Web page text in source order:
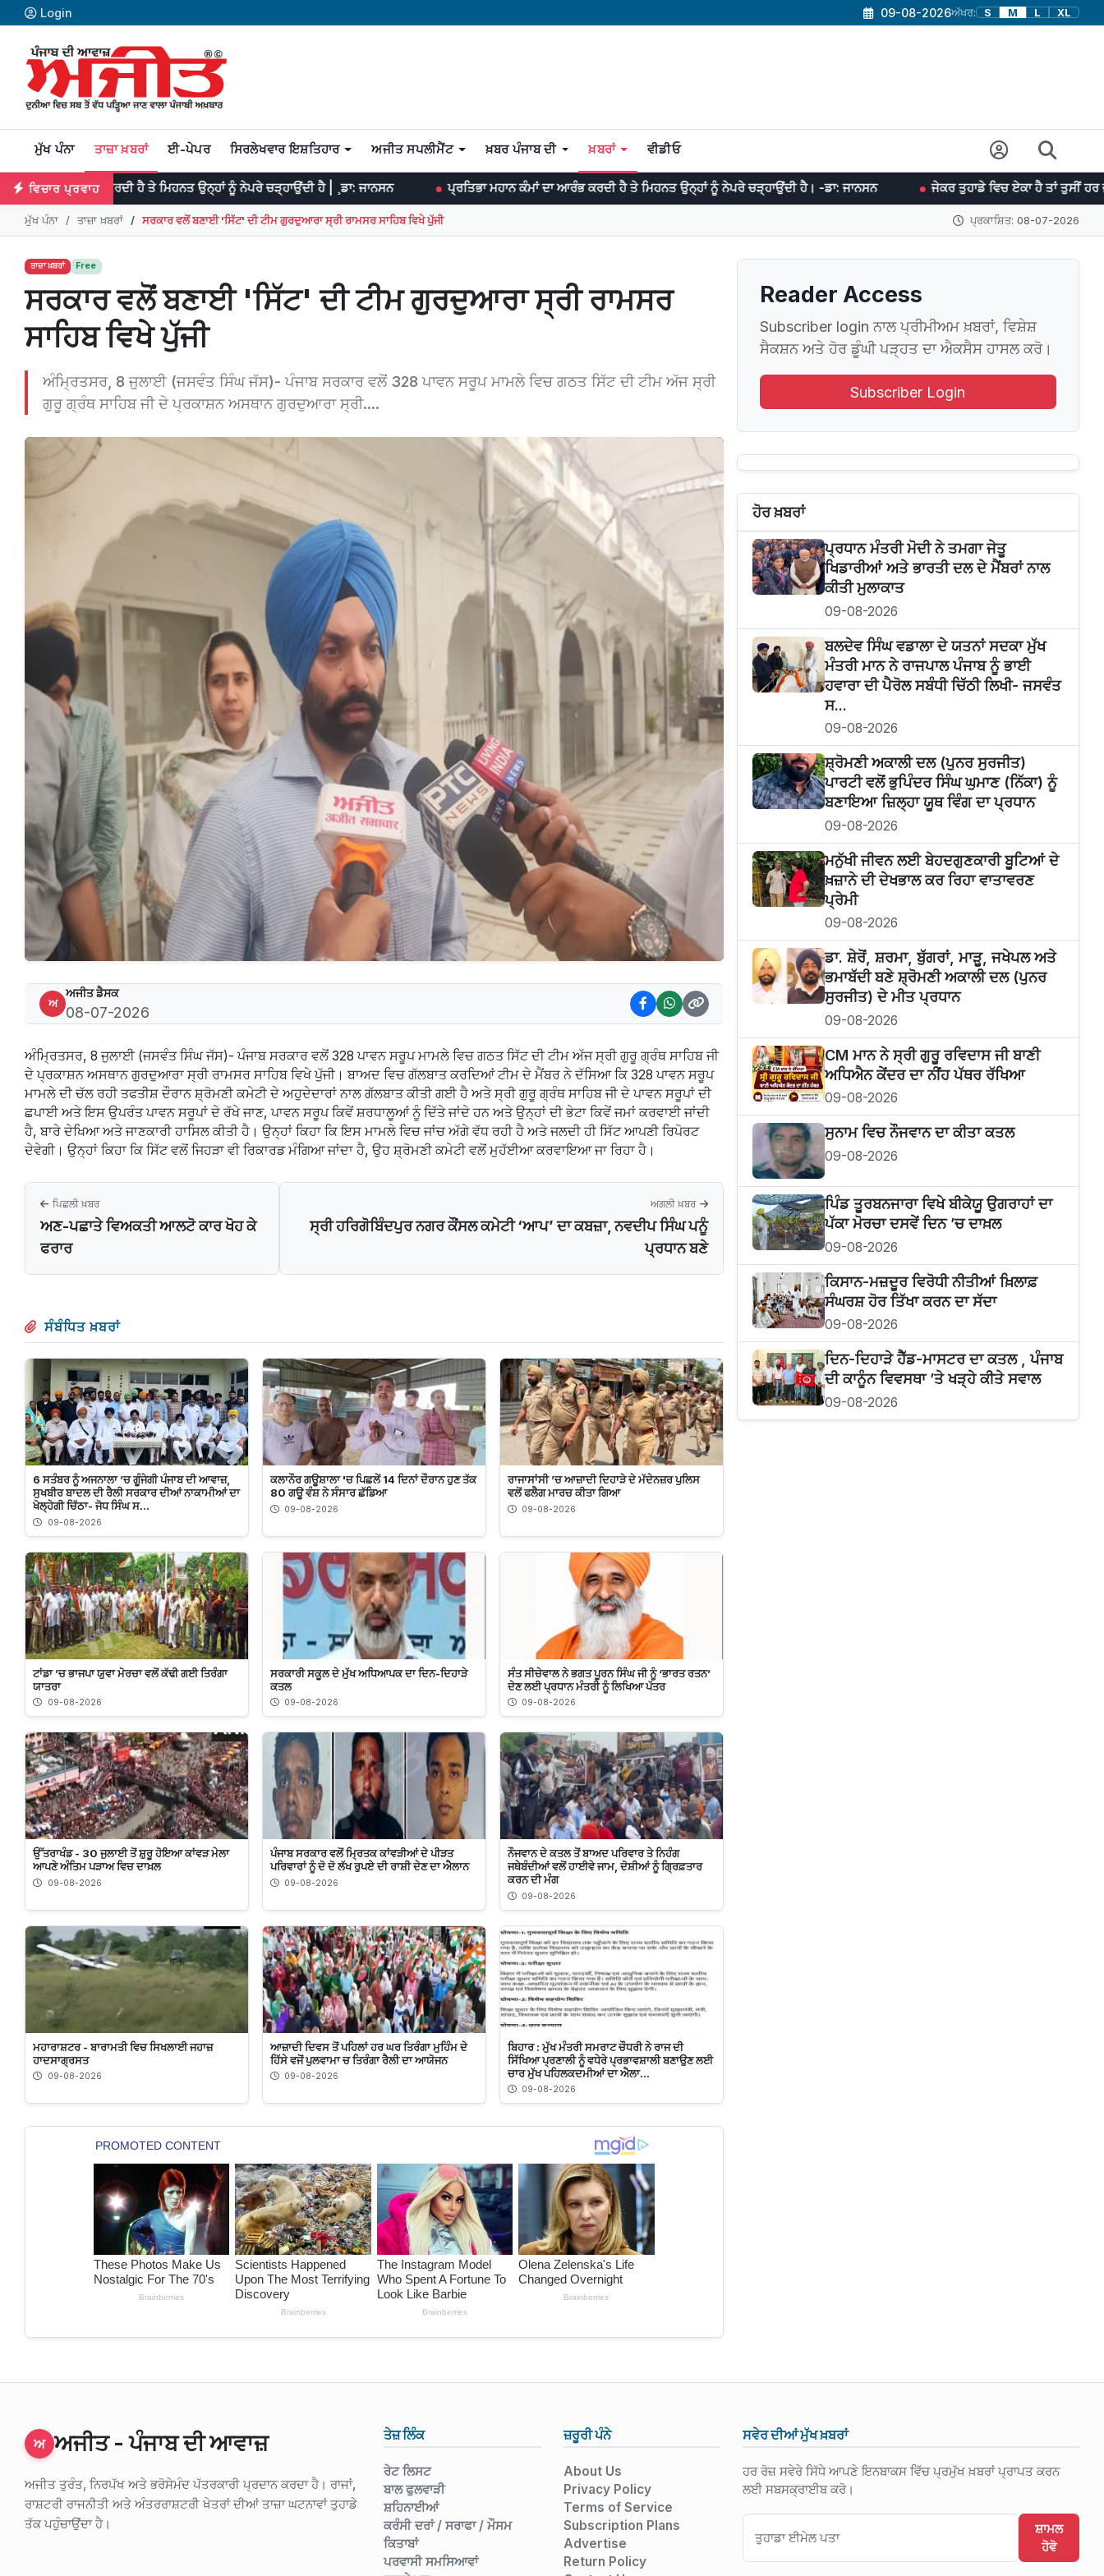
Login 09-08-2026ਅੱਖਰ: S M L XL
ਮੁੱਖ ਪੰਨਾ ਤਾਜ਼ਾ ਖ਼ਬਰਾਂ ਈ-ਪੇਪਰ ਸਿਰਲੇਖਵਾਰ ਇਸ਼ਤਿਹਾਰ ਅਜੀਤ ਸਪਲੀਮੈਂਟ ਖ਼ਬਰ ਪੰਜਾਬ ਦੀ ਖ਼ਬਰਾਂ ਵੀਡੀਓ
ਵਿਚਾਰ ਪ੍ਰਵਾਹ
ਕਰਦੀ ਹੈ ਤੇ ਮਿਹਨਤ ਉਨ੍ਹਾਂ ਨੂੰ ਨੇਪਰੇ ਚੜ੍ਹਾਉਂਦੀ ਹੈ | ¸ਡਾ: ਜਾਨਸਨ ਪ੍ਰਤਿਭਾ ਮਹਾਨ ਕੰਮਾਂ ਦਾ ਆਰੰਭ ਕਰਦੀ ਹੈ ਤੇ ਮਿਹਨਤ ਉਨ੍ਹਾਂ ਨੂੰ ਨੇਪਰੇ ਚੜ੍ਹਾਉਂਦੀ ਹੈ। -ਡਾ: ਜਾਨਸਨ ਜੇਕਰ ਤੁਹਾਡੇ ਵਿਚ ਏਕਾ ਹੈ ਤਾਂ ਤੁਸੀਂ ਹਰ ਜੰਗ ਜਿੱਤ ਸਕਦੇ ਹੋ।
ਮੁੱਖ ਪੰਨਾ ਤਾਜ਼ਾ ਖ਼ਬਰਾਂ ਸਰਕਾਰ ਵਲੋਂ ਬਣਾਈ 'ਸਿੱਟ' ਦੀ ਟੀਮ ਗੁਰਦੁਆਰਾ ਸ੍ਰੀ ਰਾਮਸਰ ਸਾਹਿਬ ਵਿਖੇ ਪੁੱਜੀ ਪ੍ਰਕਾਸ਼ਿਤ: 08-07-2026
ਤਾਜ਼ਾ ਖ਼ਬਰਾਂ Free
ਸਰਕਾਰ ਵਲੋਂ ਬਣਾਈ 'ਸਿੱਟ' ਦੀ ਟੀਮ ਗੁਰਦੁਆਰਾ ਸ੍ਰੀ ਰਾਮਸਰ
ਸਾਹਿਬ ਵਿਖੇ ਪੁੱਜੀ
ਅੰਮ੍ਰਿਤਸਰ, 8 ਜੁਲਾਈ (ਜਸਵੰਤ ਸਿੰਘ ਜੱਸ)- ਪੰਜਾਬ ਸਰਕਾਰ ਵਲੋਂ 328 ਪਾਵਨ ਸਰੂਪ ਮਾਮਲੇ ਵਿਚ ਗਠਤ ਸਿੱਟ ਦੀ ਟੀਮ ਅੱਜ ਸ੍ਰੀ
ਗੁਰੂ ਗ੍ਰੰਥ ਸਾਹਿਬ ਜੀ ਦੇ ਪ੍ਰਕਾਸ਼ਨ ਅਸਥਾਨ ਗੁਰਦੁਆਰਾ ਸ੍ਰੀ....
ਅ
ਅਜੀਤ ਡੈਸਕ
08-07-2026
ਅੰਮ੍ਰਿਤਸਰ, 8 ਜੁਲਾਈ (ਜਸਵੰਤ ਸਿੰਘ ਜੱਸ)- ਪੰਜਾਬ ਸਰਕਾਰ ਵਲੋਂ 328 ਪਾਵਨ ਸਰੂਪ ਮਾਮਲੇ ਵਿਚ ਗਠਤ ਸਿੱਟ ਦੀ ਟੀਮ ਅੱਜ ਸ੍ਰੀ ਗੁਰੂ ਗ੍ਰੰਥ ਸਾਹਿਬ ਜੀ
ਦੇ ਪ੍ਰਕਾਸ਼ਨ ਅਸਥਾਨ ਗੁਰਦੁਆਰਾ ਸ੍ਰੀ ਰਾਮਸਰ ਸਾਹਿਬ ਵਿਖੇ ਪੁੱਜੀ। ਬਾਅਦ ਵਿਚ ਗੱਲਬਾਤ ਕਰਦਿਆਂ ਟੀਮ ਦੇ ਮੈਂਬਰ ਨੇ ਦੱਸਿਆ ਕਿ 328 ਪਾਵਨ ਸਰੂਪ
ਮਾਮਲੇ ਦੀ ਚੱਲ ਰਹੀ ਤਫਤੀਸ਼ ਦੌਰਾਨ ਸ਼੍ਰੋਮਣੀ ਕਮੇਟੀ ਦੇ ਅਹੁਦੇਦਾਰਾਂ ਨਾਲ ਗੱਲਬਾਤ ਕੀਤੀ ਗਈ ਹੈ ਅਤੇ ਸ੍ਰੀ ਗੁਰੂ ਗ੍ਰੰਥ ਸਾਹਿਬ ਜੀ ਦੇ ਪਾਵਨ ਸਰੂਪਾਂ ਦੀ
ਛਪਾਈ ਅਤੇ ਇਸ ਉਪਰੰਤ ਪਾਵਨ ਸਰੂਪਾਂ ਦੇ ਰੱਖੇ ਜਾਣ, ਪਾਵਨ ਸਰੂਪ ਕਿਵੇਂ ਸ਼ਰਧਾਲੂਆਂ ਨੂੰ ਦਿੱਤੇ ਜਾਂਦੇ ਹਨ ਅਤੇ ਉਨ੍ਹਾਂ ਦੀ ਭੇਟਾ ਕਿਵੇਂ ਜਮਾਂ ਕਰਵਾਈ ਜਾਂਦੀ
ਹੈ, ਬਾਰੇ ਦੇਖਿਆ ਅਤੇ ਜਾਣਕਾਰੀ ਹਾਸਿਲ ਕੀਤੀ ਹੈ। ਉਨ੍ਹਾਂ ਕਿਹਾ ਕਿ ਇਸ ਮਾਮਲੇ ਵਿਚ ਜਾਂਚ ਅੱਗੇ ਵੱਧ ਰਹੀ ਹੈ ਅਤੇ ਜਲਦੀ ਹੀ ਸਿੱਟ ਆਪਣੀ ਰਿਪੋਰਟ
ਦੇਵੇਗੀ। ਉਨ੍ਹਾਂ ਕਿਹਾ ਕਿ ਸਿੱਟ ਵਲੋਂ ਜਿਹੜਾ ਵੀ ਰਿਕਾਰਡ ਮੰਗਿਆ ਜਾਂਦਾ ਹੈ, ਉਹ ਸ਼੍ਰੋਮਣੀ ਕਮੇਟੀ ਵਲੋਂ ਮੁਹੱਈਆ ਕਰਵਾਇਆ ਜਾ ਰਿਹਾ ਹੈ।
ਪਿਛਲੀ ਖ਼ਬਰ
ਅਣ-ਪਛਾਤੇ ਵਿਅਕਤੀ ਆਲਟੋ ਕਾਰ ਖੋਹ ਕੇ
ਫਰਾਰ
ਅਗਲੀ ਖ਼ਬਰ
ਸ੍ਰੀ ਹਰਿਗੋਬਿੰਦਪੁਰ ਨਗਰ ਕੌਂਸਲ ਕਮੇਟੀ ‘ਆਪ’ ਦਾ ਕਬਜ਼ਾ, ਨਵਦੀਪ ਸਿੰਘ ਪਨੂੰ
ਪ੍ਰਧਾਨ ਬਣੇ
ਸੰਬੰਧਿਤ ਖ਼ਬਰਾਂ
6 ਸਤੰਬਰ ਨੂੰ ਅਜਨਾਲਾ ’ਚ ਗੂੰਜੇਗੀ ਪੰਜਾਬ ਦੀ ਆਵਾਜ਼,
ਸੁਖਬੀਰ ਬਾਦਲ ਦੀ ਰੈਲੀ ਸਰਕਾਰ ਦੀਆਂ ਨਾਕਾਮੀਆਂ ਦਾ
ਖੋਲ੍ਹੇਗੀ ਚਿੱਠਾ- ਜੋਧ ਸਿੰਘ ਸ...
09-08-2026
ਕਲਾਨੌਰ ਗਊਸ਼ਾਲਾ 'ਚ ਪਿਛਲੇਂ 14 ਦਿਨਾਂ ਦੌਰਾਨ ਹੁਣ ਤੱਕ
80 ਗਊ ਵੰਸ਼ ਨੇ ਸੰਸਾਰ ਛੱਡਿਆ
09-08-2026
ਰਾਜਾਸਾਂਸੀ ’ਚ ਆਜ਼ਾਦੀ ਦਿਹਾੜੇ ਦੇ ਮੱਦੇਨਜ਼ਰ ਪੁਲਿਸ
ਵਲੋਂ ਫਲੈਗ ਮਾਰਚ ਕੀਤਾ ਗਿਆ
09-08-2026
ਟਾਂਡਾ ’ਚ ਭਾਜਪਾ ਯੁਵਾ ਮੋਰਚਾ ਵਲੋਂ ਕੱਢੀ ਗਈ ਤਿਰੰਗਾ
ਯਾਤਰਾ
09-08-2026
ਸਰਕਾਰੀ ਸਕੂਲ ਦੇ ਮੁੱਖ ਅਧਿਆਪਕ ਦਾ ਦਿਨ-ਦਿਹਾੜੇ
ਕਤਲ
09-08-2026
ਸੰਤ ਸੀਚੇਵਾਲ ਨੇ ਭਗਤ ਪੂਰਨ ਸਿੰਘ ਜੀ ਨੂੰ ‘ਭਾਰਤ ਰਤਨ’
ਦੇਣ ਲਈ ਪ੍ਰਧਾਨ ਮੰਤਰੀ ਨੂੰ ਲਿਖਿਆ ਪੱਤਰ
09-08-2026
ਉੱਤਰਾਖੰਡ - 30 ਜੁਲਾਈ ਤੋਂ ਸ਼ੁਰੂ ਹੋਇਆ ਕਾਂਵੜ ਮੇਲਾ
ਆਪਣੇ ਅੰਤਿਮ ਪੜਾਅ ਵਿਚ ਦਾਖ਼ਲ
09-08-2026
ਪੰਜਾਬ ਸਰਕਾਰ ਵਲੋਂ ਮ੍ਰਿਤਕ ਕਾਂਵੜੀਆਂ ਦੇ ਪੀੜਤ
ਪਰਿਵਾਰਾਂ ਨੂੰ ਦੋ ਦੋ ਲੱਖ ਰੁਪਏ ਦੀ ਰਾਸ਼ੀ ਦੇਣ ਦਾ ਐਲਾਨ
09-08-2026
ਨੌਜਵਾਨ ਦੇ ਕਤਲ ਤੋਂ ਬਾਅਦ ਪਰਿਵਾਰ ਤੇ ਨਿਹੰਗ
ਜਥੇਬੰਦੀਆਂ ਵਲੋਂ ਹਾਈਵੇ ਜਾਮ, ਦੋਸ਼ੀਆਂ ਨੂੰ ਗ੍ਰਿਫ਼ਤਾਰ
ਕਰਨ ਦੀ ਮੰਗ
09-08-2026
ਮਹਾਰਾਸ਼ਟਰ - ਬਾਰਾਮਤੀ ਵਿਚ ਸਿਖਲਾਈ ਜਹਾਜ਼
ਹਾਦਸਾਗ੍ਰਸਤ
09-08-2026
ਆਜ਼ਾਦੀ ਦਿਵਸ ਤੋਂ ਪਹਿਲਾਂ ਹਰ ਘਰ ਤਿਰੰਗਾ ਮੁਹਿੰਮ ਦੇ
ਹਿੱਸੇ ਵਜੋਂ ਪੁਲਵਾਮਾ ਚ ਤਿਰੰਗਾ ਰੈਲੀ ਦਾ ਆਯੋਜਨ
09-08-2026
ਬਿਹਾਰ : ਮੁੱਖ ਮੰਤਰੀ ਸਮਰਾਟ ਚੌਧਰੀ ਨੇ ਰਾਜ ਦੀ
ਸਿੱਖਿਆ ਪ੍ਰਣਾਲੀ ਨੂੰ ਵਧੇਰੇ ਪ੍ਰਭਾਵਸ਼ਾਲੀ ਬਣਾਉਣ ਲਈ
ਚਾਰ ਮੁੱਖ ਪਹਿਲਕਦਮੀਆਂ ਦਾ ਐਲਾ...
09-08-2026
Reader Access
Subscriber login ਨਾਲ ਪ੍ਰੀਮੀਅਮ ਖ਼ਬਰਾਂ, ਵਿਸ਼ੇਸ਼
ਸੈਕਸ਼ਨ ਅਤੇ ਹੋਰ ਡੂੰਘੀ ਪੜ੍ਹਤ ਦਾ ਐਕਸੈਸ ਹਾਸਲ ਕਰੋ।
Subscriber Login
ਹੋਰ ਖ਼ਬਰਾਂ
ਪ੍ਰਧਾਨ ਮੰਤਰੀ ਮੋਦੀ ਨੇ ਤਮਗਾ ਜੇਤੂ
ਖਿਡਾਰੀਆਂ ਅਤੇ ਭਾਰਤੀ ਦਲ ਦੇ ਮੈਂਬਰਾਂ ਨਾਲ
ਕੀਤੀ ਮੁਲਾਕਾਤ
09-08-2026
ਬਲਦੇਵ ਸਿੰਘ ਵਡਾਲਾ ਦੇ ਯਤਨਾਂ ਸਦਕਾ ਮੁੱਖ
ਮੰਤਰੀ ਮਾਨ ਨੇ ਰਾਜਪਾਲ ਪੰਜਾਬ ਨੂੰ ਭਾਈ
ਹਵਾਰਾ ਦੀ ਪੈਰੋਲ ਸਬੰਧੀ ਚਿੱਠੀ ਲਿਖੀ- ਜਸਵੰਤ
ਸ...
09-08-2026
ਸ਼੍ਰੋਮਣੀ ਅਕਾਲੀ ਦਲ (ਪੁਨਰ ਸੁਰਜੀਤ)
ਪਾਰਟੀ ਵਲੋਂ ਭੁਪਿੰਦਰ ਸਿੰਘ ਘੁਮਾਣ (ਨਿੱਕਾ) ਨੂੰ
ਬਣਾਇਆ ਜ਼ਿਲ੍ਹਾ ਯੂਥ ਵਿੰਗ ਦਾ ਪ੍ਰਧਾਨ
09-08-2026
ਮਨੁੱਖੀ ਜੀਵਨ ਲਈ ਬੇਹਦਗੁਣਕਾਰੀ ਬੂਟਿਆਂ ਦੇ
ਖ਼ਜ਼ਾਨੇ ਦੀ ਦੇਖਭਾਲ ਕਰ ਰਿਹਾ ਵਾਤਾਵਰਣ
ਪ੍ਰੇਮੀ
09-08-2026
ਡਾ. ਸ਼ੇਰੋਂ, ਸ਼ਰਮਾ, ਬੁੱਗਰਾਂ, ਮਾੜੂ, ਜਖੇਪਲ ਅਤੇ
ਭਮਾਬੱਦੀ ਬਣੇ ਸ਼੍ਰੋਮਣੀ ਅਕਾਲੀ ਦਲ (ਪੁਨਰ
ਸੁਰਜੀਤ) ਦੇ ਮੀਤ ਪ੍ਰਧਾਨ
09-08-2026
CM ਮਾਨ ਨੇ ਸ੍ਰੀ ਗੁਰੂ ਰਵਿਦਾਸ ਜੀ ਬਾਣੀ
ਅਧਿਐਨ ਕੇਂਦਰ ਦਾ ਨੀਂਹ ਪੱਥਰ ਰੱਖਿਆ
09-08-2026
ਸੁਨਾਮ ਵਿਚ ਨੌਜਵਾਨ ਦਾ ਕੀਤਾ ਕਤਲ
09-08-2026
ਪਿੰਡ ਤੂਰਬਨਜਾਰਾ ਵਿਖੇ ਬੀਕੇਯੂ ਉਗਰਾਹਾਂ ਦਾ
ਪੱਕਾ ਮੋਰਚਾ ਦਸਵੇਂ ਦਿਨ ’ਚ ਦਾਖ਼ਲ
09-08-2026
ਕਿਸਾਨ-ਮਜ਼ਦੂਰ ਵਿਰੋਧੀ ਨੀਤੀਆਂ ਖ਼ਿਲਾਫ਼
ਸੰਘਰਸ਼ ਹੋਰ ਤਿੱਖਾ ਕਰਨ ਦਾ ਸੱਦਾ
09-08-2026
ਦਿਨ-ਦਿਹਾੜੇ ਹੈੱਡ-ਮਾਸਟਰ ਦਾ ਕਤਲ , ਪੰਜਾਬ
ਦੀ ਕਾਨੂੰਨ ਵਿਵਸਥਾ ’ਤੇ ਖੜ੍ਹੇ ਕੀਤੇ ਸਵਾਲ
09-08-2026
ਅ ਅਜੀਤ - ਪੰਜਾਬ ਦੀ ਆਵਾਜ਼
ਅਜੀਤ ਤੁਰੰਤ, ਨਿਰਪੱਖ ਅਤੇ ਭਰੋਸੇਮੰਦ ਪੱਤਰਕਾਰੀ ਪ੍ਰਦਾਨ ਕਰਦਾ ਹੈ। ਰਾਜਾਂ,
ਰਾਸ਼ਟਰੀ ਰਾਜਨੀਤੀ ਅਤੇ ਅੰਤਰਰਾਸ਼ਟਰੀ ਖੇਤਰਾਂ ਦੀਆਂ ਤਾਜ਼ਾ ਘਟਨਾਵਾਂ ਤੁਹਾਡੇ
ਤੱਕ ਪਹੁੰਚਾਉਂਦਾ ਹੈ।
ਤੇਜ਼ ਲਿੰਕ
ਰੇਟ ਲਿਸਟ
ਬਾਲ ਫੁਲਵਾੜੀ
ਸ਼ਹਿਨਾਈਆਂ
ਕਰੰਸੀ ਦਰਾਂ / ਸਰਾਫਾ / ਮੌਸਮ
ਕਿਤਾਬਾਂ
ਪਰਵਾਸੀ ਸਮਸਿਆਵਾਂ
ਜ਼ਰੂਰੀ ਪੰਨੇ
About Us
Privacy Policy
Terms of Service
Subscription Plans
Advertise
Return Policy
ਸਵੇਰ ਦੀਆਂ ਮੁੱਖ ਖ਼ਬਰਾਂ
ਹਰ ਰੋਜ਼ ਸਵੇਰੇ ਸਿੱਧੇ ਆਪਣੇ ਇਨਬਾਕਸ ਵਿੱਚ ਪ੍ਰਮੁੱਖ ਖ਼ਬਰਾਂ ਪ੍ਰਾਪਤ ਕਰਨ
ਲਈ ਸਬਸਕ੍ਰਾਈਬ ਕਰੋ।
ਸ਼ਾਮਲ
ਹੋਵੋ